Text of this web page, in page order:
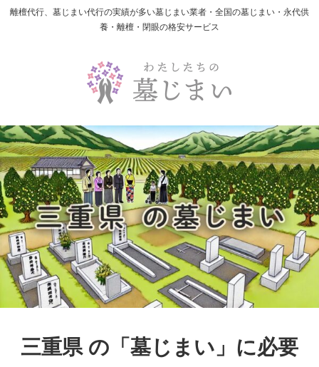
離檀代行、墓じまい代行の実績が多い墓じまい業者・全国の墓じまい・永代供
養・離檀・閉眼の格安サービス
三重県 の「墓じまい」に必要